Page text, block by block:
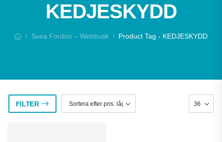
KEDJESKYDD
/ Svea Fordon – Webbutik / Product Tag - KEDJESKYDD
FILTER